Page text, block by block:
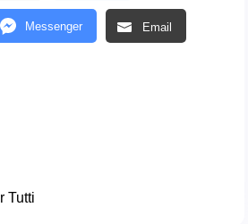
Messenger Email
Tutti